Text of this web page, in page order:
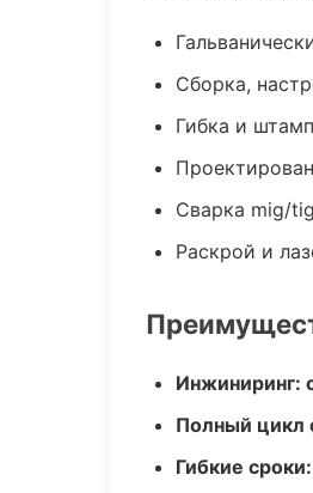
Сборка,
Гибка и
Сварка mig/
Раскрой и
Инжиниринг:
Полный цикл
Гибкие